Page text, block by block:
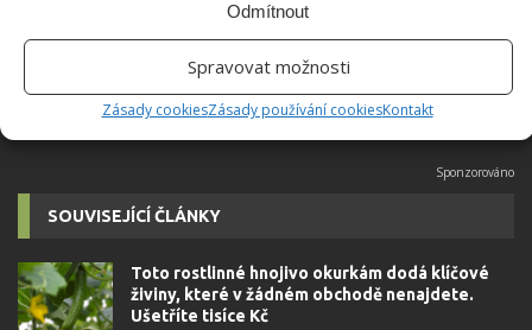
Odmítnout
Spravovat možnosti
Zásady cookiesZásady používání cookiesKontakt
možné najít v j...
SOUVISEJÍCÍ ČLÁNKY
Toto rostlinné hnojivo okurkám dodá klíčové
živiny, které v žádném obchodě nenajdete.
Ušetříte tisíce Kč